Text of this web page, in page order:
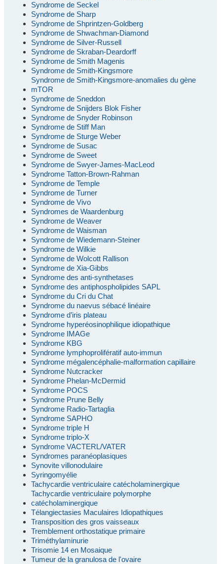
Syndrome de Seckel
Syndrome de Sharp
Syndrome de Shprintzen-Goldberg
Syndrome de Shwachman-Diamond
Syndrome de Silver-Russell
Syndrome de Skraban-Deardorff
Syndrome de Smith Magenis
Syndrome de Smith-Kingsmore
Syndrome de Smith-Kingsmore-anomalies du gène
mTOR
Syndrome de Sneddon
Syndrome de Snijders Blok Fisher
Syndrome de Snyder Robinson
Syndrome de Stiff Man
Syndrome de Sturge Weber
Syndrome de Susac
Syndrome de Sweet
Syndrome de Swyer-James-MacLeod
Syndrome Tatton-Brown-Rahman
Syndrome de Temple
Syndrome de Turner
Syndrome de Vivo
Syndromes de Waardenburg
Syndrome de Weaver
Syndrome de Waisman
Syndrome de Wiedemann-Steiner
Syndrome de Wilkie
Syndrome de Wolcott Rallison
Syndrome de Xia-Gibbs
Syndrome des anti-synthetases
Syndrome des antiphospholipides SAPL
Syndrome du Cri du Chat
Syndrome du naevus sébacé linéaire
Syndrome d’iris plateau
Syndrome hyperéosinophilique idiopathique
Syndrome IMAGe
Syndrome KBG
Syndrome lymphoprolifératif auto-immun
Syndrome mégalencéphalie-malformation capillaire
Syndrome Nutcracker
Syndrome Phelan-McDermid
Syndrome POCS
Syndrome Prune Belly
Syndrome Radio-Tartaglia
Syndrome SAPHO
Syndrome triple H
Syndrome triplo-X
Syndrome VACTERL/VATER
Syndromes paranéoplasiques
Synovite villonodulaire
Syringomyélie
Tachycardie ventriculaire catécholaminergique
Tachycardie ventriculaire polymorphe
catécholaminergique
Télangiectasies Maculaires Idiopathiques
Transposition des gros vaisseaux
Tremblement orthostatique primaire
Triméthylaminurie
Trisomie 14 en Mosaique
Tumeur de la granulosa de l'ovaire